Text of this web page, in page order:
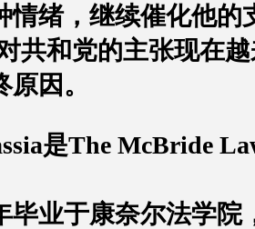
情绪，继续催化他的
共和党的主张现在
因。
是The McBride
毕业于康奈尔法学院